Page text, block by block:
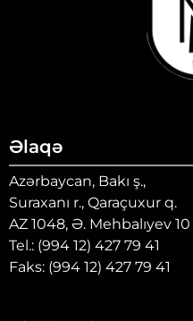
Əlaqə
Azərbaycan, Bakı ş.,
Suraxanı r., Qaraçuxur q.
AZ 1048, Ə. Mehbalıyev 10
Tel.: (994 12) 427 79 41
Faks: (994 12) 427 79 41